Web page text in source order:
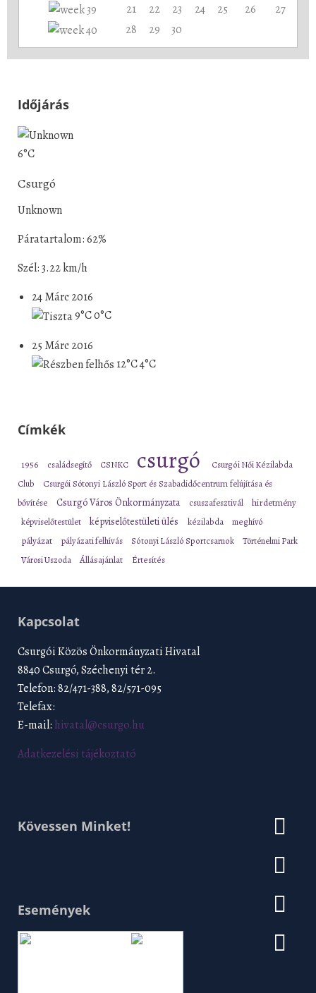
21
22 23 24 25 26
27
28
29 30
Időjárás
6°C
Csurgó
Unknown
Páratartalom: 62%
Szél: 3.22 km/h
24 Márc 2016
9°C0°C
25 Márc 2016
12°C4°C
Címkék
1956 családsegítő CSNKC csurgó
Csurgói Női Kézilabda
Club
Csurgói Sótonyi László Sport és Szabadidőcentrum felújítása és
bővítése
Csurgó Város Önkormányzata csuszafesztivál hirdetmény
képviselőtestület képviselőtestületi ülés kézilabda meghívó
pályázat pályázati felhívás Sótonyi László Sportcsarnok
Történelmi Park
Városi Uszoda
Állásajánlat Értesítés
Kapcsolat
Csurgói Közös Önkormányzati Hivatal
8840 Csurgó, Széchenyi tér 2.
Telefon: 82/471-388, 82/571-095
Telefax:
E-mail: hivatal@csurgo.hu
Adatkezelési tájékoztató
Kövessen Minket!
Események